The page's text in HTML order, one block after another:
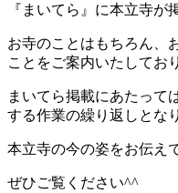
『まいてら』に本立寺が
お寺のことはもちろん、
ことをご案内いたしてお
まいてら掲載にあたって
する作業の繰り返しとな
本立寺の今の姿をお伝え
ぜひご覧ください^^